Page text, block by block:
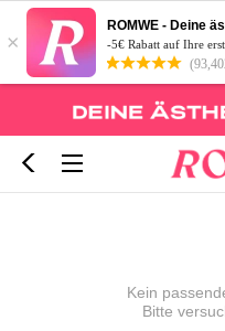
×
ROMWE - Deine
-5€ Rabatt auf Ihre
Kein
Bitte